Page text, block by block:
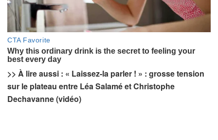
>> À lire aussi : « Laissez-la parler ! » : grosse tension
sur le plateau entre Léa Salamé et Christophe
Dechavanne (vidéo)